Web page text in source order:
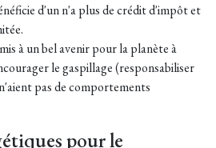
d'un n'a plus de crédit d'impôt et
à un bel avenir pour la planète à
le gaspillage (responsabiliser
pas de comportements
pour le